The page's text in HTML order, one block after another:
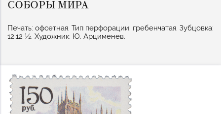
СОБОРЫ МИРА
Печать: офсетная. Тип перфорации: гребенчатая. Зубцовка:
12:12 ½. Художник: Ю. Арцименев.